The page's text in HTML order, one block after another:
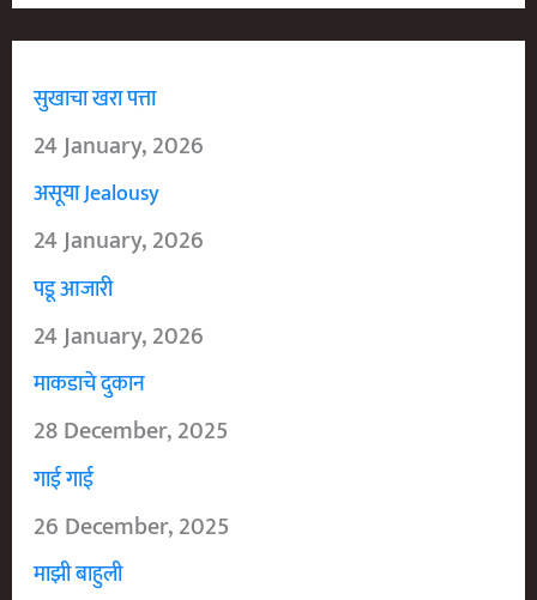
सुखाचा खरा पत्ता
24 January, 2026
असूया Jealousy
24 January, 2026
पडू आजारी
24 January, 2026
माकडाचे दुकान
28 December, 2025
गाई गाई
26 December, 2025
माझी बाहुली